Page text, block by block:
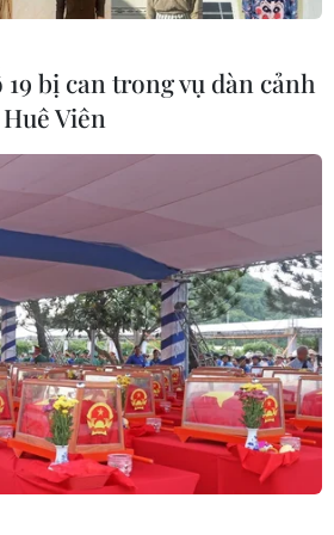
Xem thêm
TẤN XÃ VIỆT NAM
DUẨN
THỊ TÁM, KHÚC THANH
Quy định sử dụng
bị can trong vụ dàn cảnh
Viên